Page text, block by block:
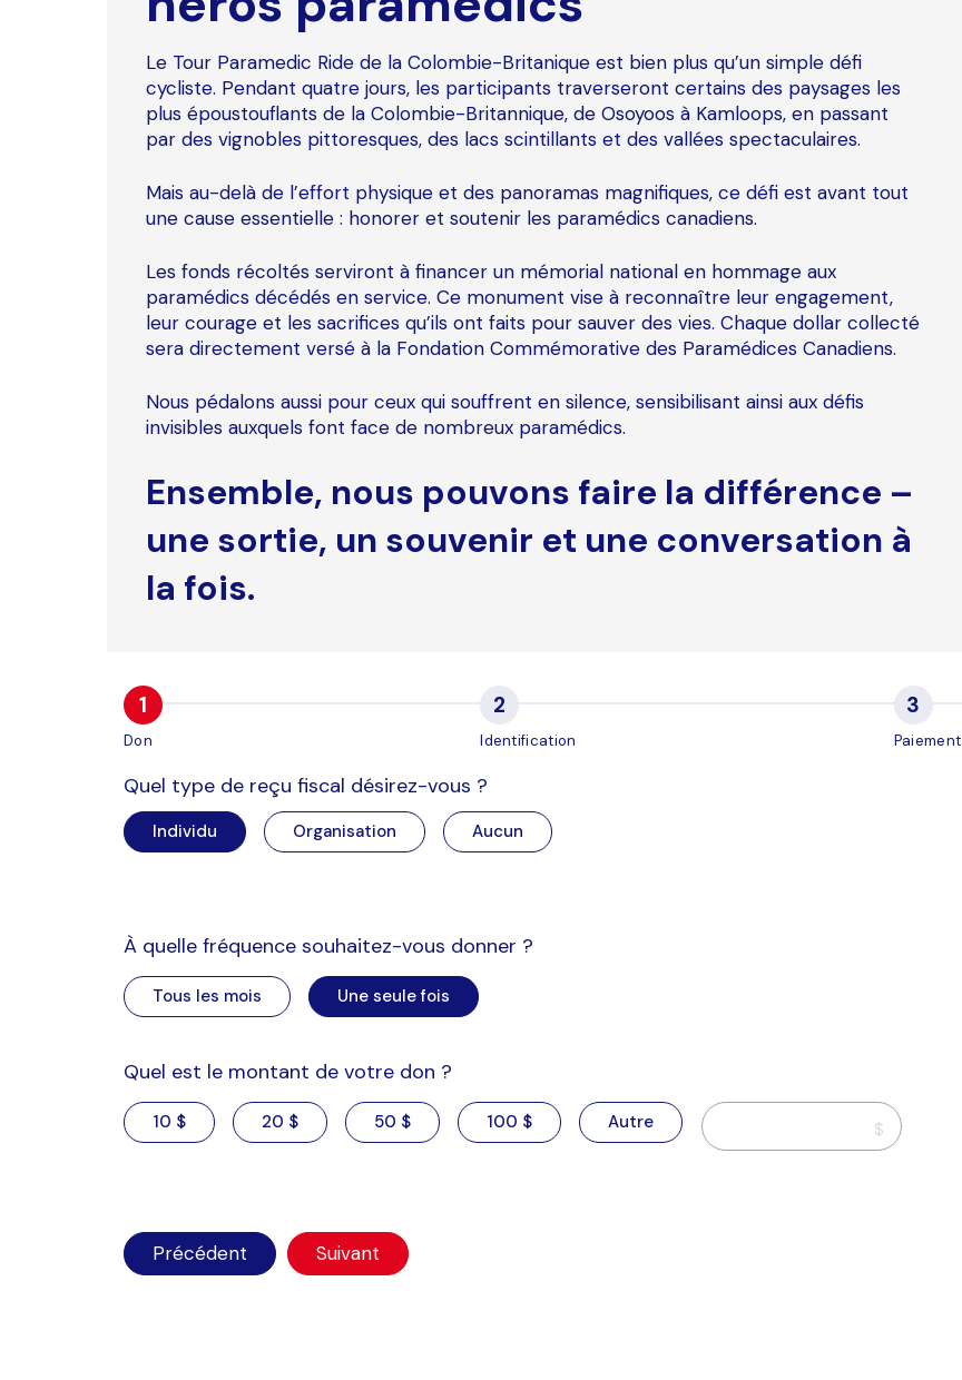
Le Tour Paramedic Ride de la Colombie-Britanique est bien plus qu’un simple défi
cycliste. Pendant quatre jours, les participants traverseront certains des paysages les
plus époustouflants de la Colombie-Britannique, de Osoyoos à Kamloops, en passant
par des vignobles pittoresques, des lacs scintillants et des vallées spectaculaires.
Mais au-delà de l’effort physique et des panoramas magnifiques, ce défi est avant tout
une cause essentielle : honorer et soutenir les paramédics canadiens.
Les fonds récoltés serviront à financer un mémorial national en hommage aux
paramédics décédés en service. Ce monument vise à reconnaître leur engagement,
leur courage et les sacrifices qu’ils ont faits pour sauver des vies. Chaque dollar collecté
sera directement versé à la Fondation Commémorative des Paramédices Canadiens.
Nous pédalons aussi pour ceux qui souffrent en silence, sensibilisant ainsi aux défis
invisibles auxquels font face de nombreux paramédics.
Ensemble, nous pouvons faire la différence –
une sortie, un souvenir et une conversation à
la fois.
Don Identification Paiement
Quel type de reçu fiscal désirez-vous ?
Individu Organisation Aucun
À quelle fréquence souhaitez-vous donner ?
Tous les mois Une seule fois
Quel est le montant de votre don ?
10 $ 20 $ 50 $ 100 $ Autre
Précédent